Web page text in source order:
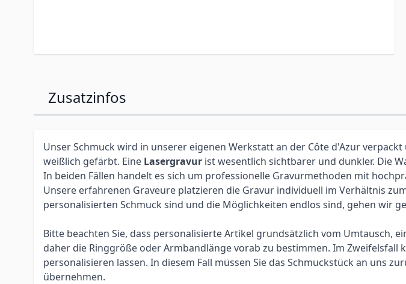
Zusatzinfos
Unser Schmuck wird in unserer eigenen Werkstatt an der Côte d'Azur
weißlich gefärbt. Eine Lasergravur ist wesentlich sichtbarer und dunkler. Die
In beiden Fällen handelt es sich um professionelle Gravurmethoden mit
Unsere erfahrenen Graveure platzieren die Gravur individuell im Verhältnis
personalisierten Schmuck sind und die Möglichkeiten endlos sind, gehen wir
Bitte beachten Sie, dass personalisierte Artikel grundsätzlich vom Umtausch,
daher die Ringgröße oder Armbandlänge vorab zu bestimmen. Im
personalisieren lassen. In diesem Fall müssen Sie das Schmuckstück an uns
übernehmen.